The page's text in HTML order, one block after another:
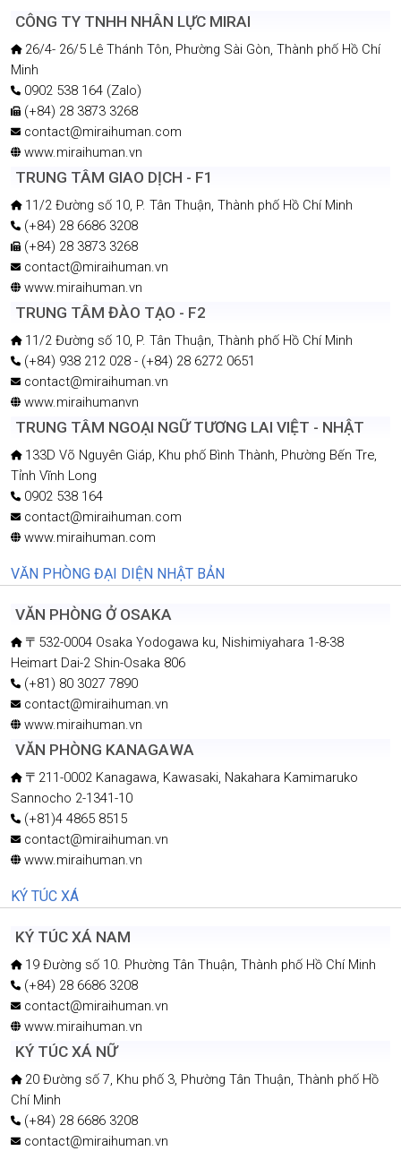
CÔNG TY TNHH NHÂN LỰC MIRAI
26/4- 26/5 Lê Thánh Tôn, Phường Sài Gòn, Thành phố Hồ Chí
Minh
0902 538 164 (Zalo)
(+84) 28 3873 3268
contact@miraihuman.com
www.miraihuman.vn
TRUNG TÂM GIAO DỊCH - F1
11/2 Đường số 10, P. Tân Thuận, Thành phố Hồ Chí Minh
(+84) 28 6686 3208
(+84) 28 3873 3268
contact@miraihuman.vn
www.miraihuman.vn
TRUNG TÂM ĐÀO TẠO - F2
11/2 Đường số 10, P. Tân Thuận, Thành phố Hồ Chí Minh
(+84) 938 212 028 - (+84) 28 6272 0651
contact@miraihuman.vn
www.miraihumanvn
TRUNG TÂM NGOẠI NGỮ TƯƠNG LAI VIỆT - NHẬT
133D Võ Nguyên Giáp, Khu phố Bình Thành, Phường Bến Tre,
Tỉnh Vĩnh Long
0902 538 164
contact@miraihuman.com
www.miraihuman.com
VĂN PHÒNG ĐẠI DIỆN NHẬT BẢN
VĂN PHÒNG Ở OSAKA
〒532-0004 Osaka Yodogawa ku, Nishimiyahara 1-8-38
Heimart Dai-2 Shin-Osaka 806
(+81) 80 3027 7890
contact@miraihuman.vn
www.miraihuman.vn
VĂN PHÒNG KANAGAWA
〒211-0002 Kanagawa, Kawasaki, Nakahara Kamimaruko
Sannocho 2-1341-10
(+81)4 4865 8515
contact@miraihuman.vn
www.miraihuman.vn
KÝ TÚC XÁ
KÝ TÚC XÁ NAM
19 Đường số 10. Phường Tân Thuận, Thành phố Hồ Chí Minh
(+84) 28 6686 3208
contact@miraihuman.vn
www.miraihuman.vn
KÝ TÚC XÁ NỮ
20 Đường số 7, Khu phố 3, Phường Tân Thuận, Thành phố Hồ
Chí Minh
(+84) 28 6686 3208
contact@miraihuman.vn